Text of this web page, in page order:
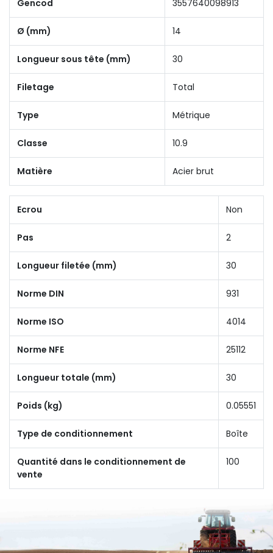
Gencod 3557640098913
Ø (mm) 14
Longueur sous tête (mm) 30
Filetage Total
Type Métrique
Classe 10.9
Matière Acier brut
Ecrou Non
Pas 2
Longueur filetée (mm) 30
Norme DIN 931
Norme ISO 4014
Norme NFE 25112
Longueur totale (mm) 30
Poids (kg) 0.05551
Type de conditionnement Boîte
Quantité dans le conditionnement de
vente
100